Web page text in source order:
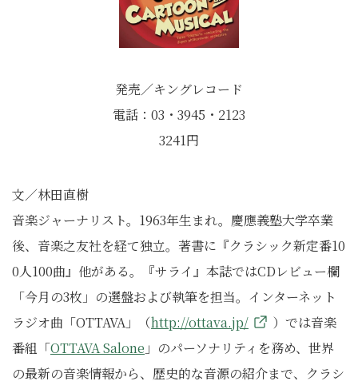
発売／キングレコード
電話：03・3945・2123
3241円
文／林田直樹
音楽ジャーナリスト。1963年生まれ。慶應義塾大学卒業
後、音楽之友社を経て独立。著書に『クラシック新定番10
0人100曲』他がある。『サライ』本誌ではCDレビュー欄
「今月の3枚」の選盤および執筆を担当。インターネット
ラジオ曲「OTTAVA」（http://ottava.jp/
）では音楽
番組「OTTAVA Salone 」のパーソナリティを務め、世界
の最新の音楽情報から、歴史的な音源の紹介まで、クラシ